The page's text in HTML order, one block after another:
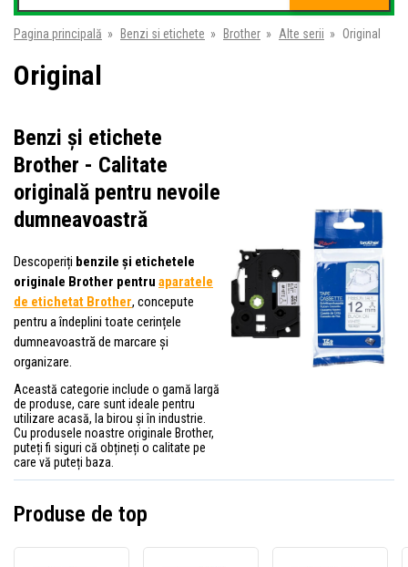
Pagina principală » Benzi si etichete » Brother » Alte serii » Original
Original
Benzi și etichete
Brother - Calitate
originală pentru nevoile
dumneavoastră
Descoperiți benzile și etichetele
originale Brother pentru aparatele
de etichetat Brother, concepute
pentru a îndeplini toate cerințele
dumneavoastră de marcare și
organizare.
Această categorie include o gamă largă
de produse, care sunt ideale pentru
utilizare acasă, la birou și în industrie.
Cu produsele noastre originale Brother,
puteți fi siguri că obțineți o calitate pe
care vă puteți baza.
Produse de top